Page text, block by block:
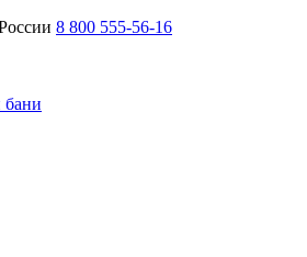
8 800 555-56-16
бани